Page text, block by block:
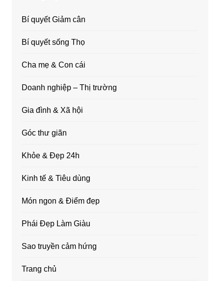
Bí quyết Giảm cân
Bí quyết sống Thọ
Cha mẹ & Con cái
Doanh nghiệp – Thị trường
Gia đình & Xã hội
Góc thư giãn
Khỏe & Đẹp 24h
Kinh tế & Tiêu dùng
Món ngon & Điểm đẹp
Phái Đẹp Làm Giàu
Sao truyền cảm hứng
Trang chủ